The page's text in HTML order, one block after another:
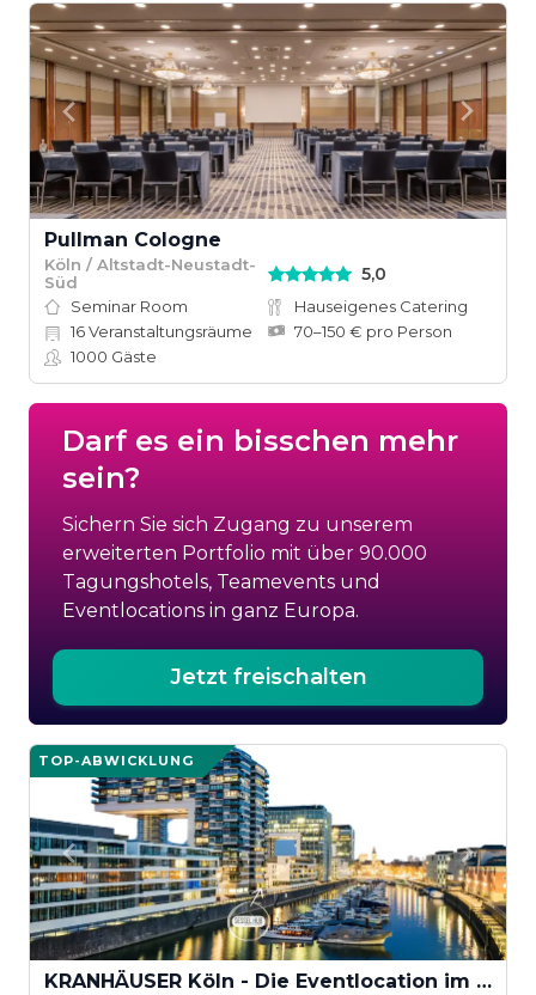
Pullman Cologne
Köln / Altstadt-Neustadt-
Süd
5,0
Seminar Room
Hauseigenes Catering
16Veranstaltungsräume
70–150 € pro Person
1000 Gäste
Darf es ein bisschen mehr
sein?
Sichern Sie sich Zugang zu unserem
erweiterten Portfolio mit über 90.000
Tagungshotels, Teamevents und
Eventlocations in ganz Europa.
Jetzt freischalten
TOP-ABWICKLUNG
KRANHÄUSER Köln - Die Eventlocation im KRANHAUS NORD am Rhein